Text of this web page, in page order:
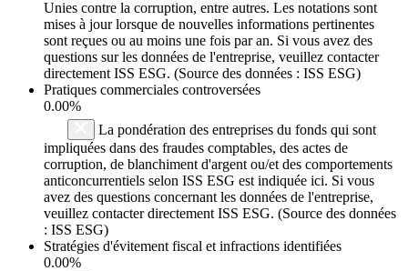
Unies contre la corruption, entre autres. Les notations sont
mises à jour lorsque de nouvelles informations pertinentes
sont reçues ou au moins une fois par an. Si vous avez des
questions sur les données de l'entreprise, veuillez contacter
directement ISS ESG. (Source des données : ISS ESG)
Pratiques commerciales controversées
0.00%
La pondération des entreprises du fonds qui sont
impliquées dans des fraudes comptables, des actes de
corruption, de blanchiment d'argent ou/et des comportements
anticoncurrentiels selon ISS ESG est indiquée ici. Si vous
avez des questions concernant les données de l'entreprise,
veuillez contacter directement ISS ESG. (Source des données
: ISS ESG)
Stratégies d'évitement fiscal et infractions identifiées
0.00%